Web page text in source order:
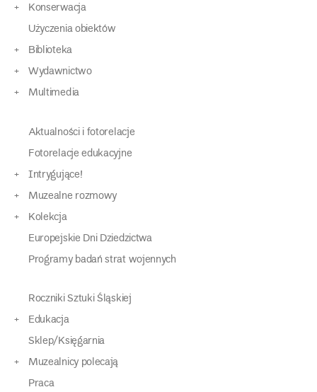
Konserwacja
Użyczenia obiektów
Biblioteka
Wydawnictwo
Multimedia
Aktualności i fotorelacje
Fotorelacje edukacyjne
Intrygujące!
Muzealne rozmowy
Kolekcja
Europejskie Dni Dziedzictwa
Programy badań strat wojennych
Roczniki Sztuki Śląskiej
Edukacja
Sklep/Księgarnia
Muzealnicy polecają
Praca